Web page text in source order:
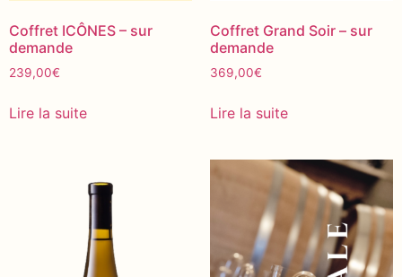
Coffret ICÔNES – sur
demande
239,00€
Lire la suite
Coffret Grand Soir – sur
demande
369,00€
Lire la suite